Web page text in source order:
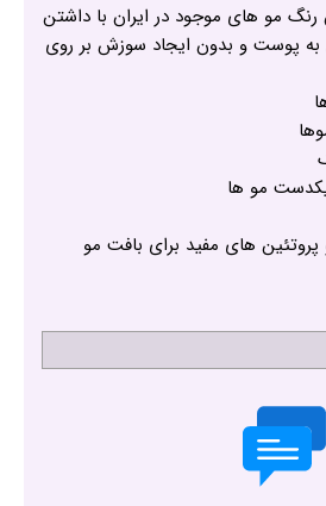
مو های موجود در ایران با داشتن
به پوست و بدون ایجاد سوزش بر روی
مو ها
پروتئین های مفید برای بافت مو